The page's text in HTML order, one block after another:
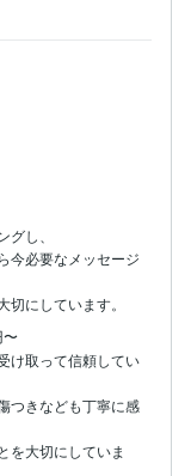
し、
今必要なメッセージ
にしています。
〜
け取って信頼してい
つきなども丁寧に感
を大切にしていま